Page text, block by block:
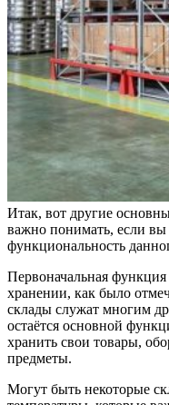
Итак, вот другие
важно понимать, если вы
функциональность
Первоначальная
хранении, как было
склады служат многим
остаётся основной
хранить свои товары,
предметы.
Могут быть некоторые